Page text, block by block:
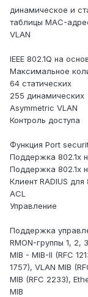
динамическое и
таблицы MAC-
VLAN
IEEE 802.1Q на
Максимальное
64 статических
255 динамических
Asymmetric VLAN
Контроль доступа
Функция Port
Поддержка 802.1x
Поддержка 802.1x
Клиент RADIUS для
ACL
Управление
Поддержка
RMON-группы 1, 2,
MIB - MIB-II (RFC
1757), VLAN MIB
MIB (RFC 2233),
MIB